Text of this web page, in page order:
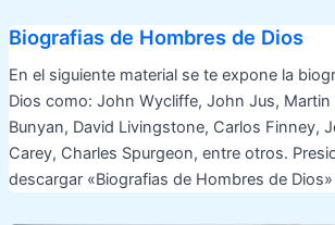
Biografias de Hombres de Dios
En el siguiente material se te expone la
Dios como: John Wycliffe, John Jus, Martin
Bunyan, David Livingstone, Carlos Finney,
Carey, Charles Spurgeon, entre otros.
descargar «Biografias de Hombres de Dios»